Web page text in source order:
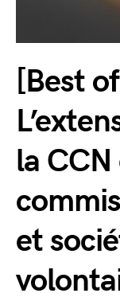
[Best
la CCN
et